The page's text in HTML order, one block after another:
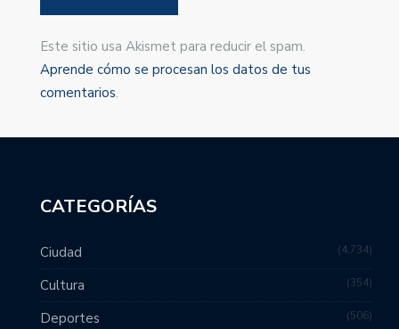
Este sitio usa Akismet para reducir el spam.
Aprende cómo se procesan los datos de tus
comentarios.
CATEGORÍAS
Ciudad 4,734
Cultura 354
Deportes 506